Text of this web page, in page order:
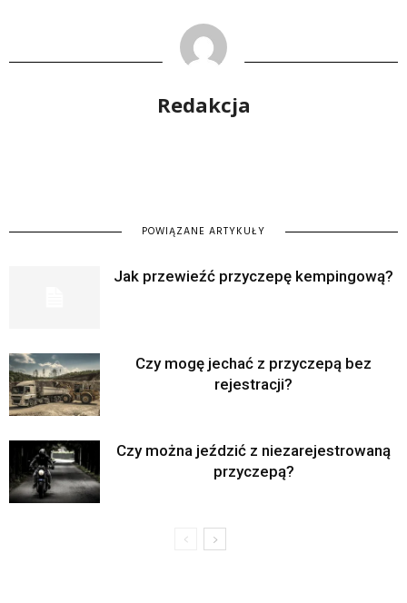
Redakcja
POWIĄZANE ARTYKUŁY
Jak przewieźć przyczepę kempingową?
Czy mogę jechać z przyczepą bez
rejestracji?
Czy można jeździć z niezarejestrowaną
przyczepą?